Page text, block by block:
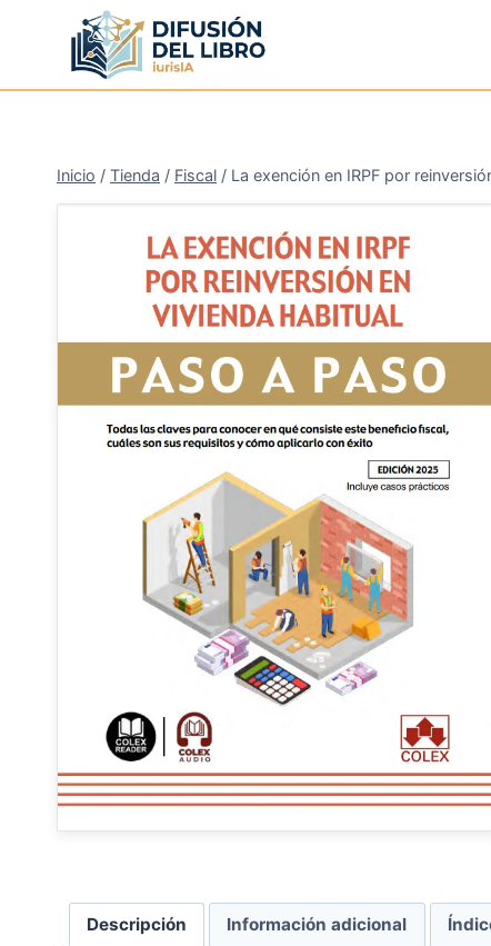
contenido
Inicio / Tienda / Fiscal / La exención en IRPF por
Descripción Información adicional